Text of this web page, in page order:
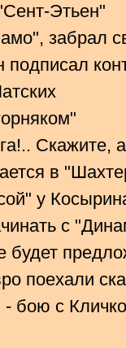
Этьен"
забрал
подписал
Скажите,
в
у
с
поехали
бою с